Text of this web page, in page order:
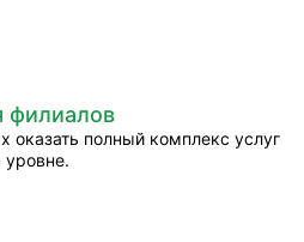
филиалов
оказать полный комплекс услуг